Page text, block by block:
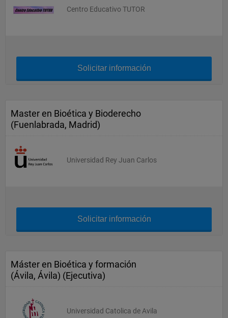
Centro Educativo TUTOR
Solicitar información
Master en Bioética y Bioderecho
(Fuenlabrada, Madrid)
Universidad Rey Juan Carlos
Solicitar información
Máster en Bioética y formación
(Ávila, Ávila) (Ejecutiva)
Universidad Catolica de Avila